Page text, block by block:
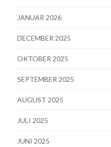
JANUAR 2026
DECEMBER 2025
OKTOBER 2025
SEPTEMBER 2025
AUGUST 2025
JULI 2025
JUNI 2025